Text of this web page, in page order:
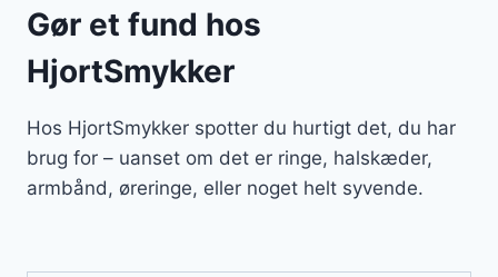
Gør et fund hos
HjortSmykker
Hos HjortSmykker spotter du hurtigt det, du har
brug for – uanset om det er ringe, halskæder,
armbånd, øreringe, eller noget helt syvende.